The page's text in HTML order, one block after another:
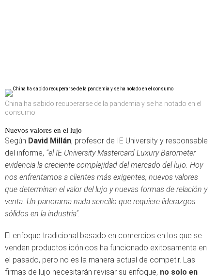
China ha sabido recuperarse de la pandemia y se ha notado en el
consumo
Nuevos valores en el lujo
Según David Millán, profesor de IE University y responsable
del informe, “el IE University Mastercard Luxury Barometer
evidencia la creciente complejidad del mercado del lujo. Hoy
nos enfrentamos a clientes más exigentes, nuevos valores
que determinan el valor del lujo y nuevas formas de relación y
venta. Un panorama nada sencillo que requiere liderazgos
sólidos en la industria".
El enfoque tradicional basado en comercios en los que se
venden productos icónicos ha funcionado exitosamente en
el pasado, pero no es la manera actual de competir. Las
firmas de lujo necesitarán revisar su enfoque, no solo en